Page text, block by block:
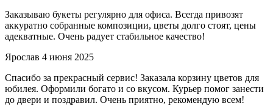
Заказываю букеты регулярно для офиса. Всегда привозят
аккуратно собранные композиции, цветы долго стоят, цены
адекватные. Очень радует стабильное качество!
Ярослав 4 июня 2025
Спасибо за прекрасный сервис! Заказала корзину цветов для
юбилея. Оформили богато и со вкусом. Курьер помог занести
до двери и поздравил. Очень приятно, рекомендую всем!